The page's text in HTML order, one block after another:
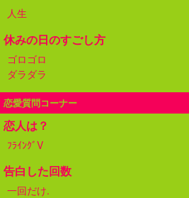
人生
休みの日のすごし方
ゴロゴロ
ダラダラ
恋愛質問コーナー
恋人は？
ﾌﾗｲﾝｸﾞV
告白した回数
一回だけ.